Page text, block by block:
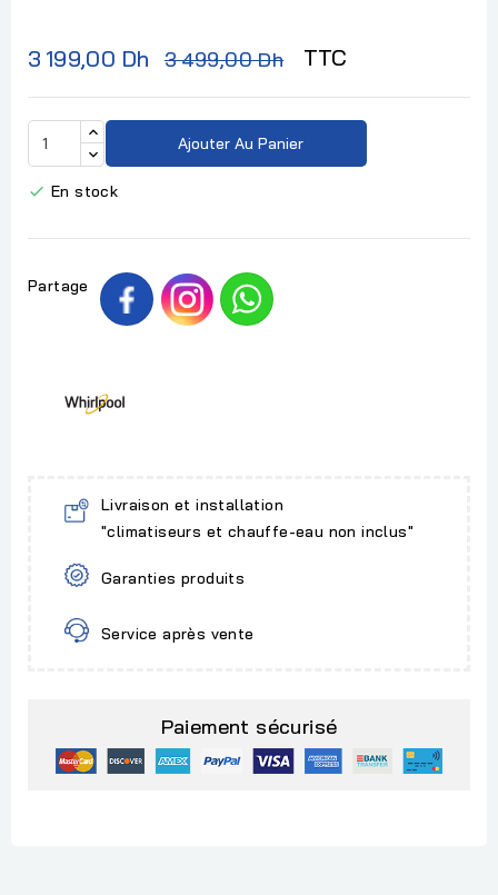
3 199,00 Dh 3 499,00 Dh TTC
Ajouter Au Panier
 En stock
Partage
Livraison et installation
"climatiseurs et chauffe-eau non inclus"
Garanties produits
Service après vente
Paiement sécurisé